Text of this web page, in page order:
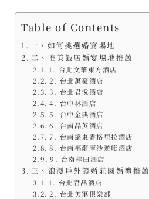
Table of Contents
一、如何挑選婚宴場地
二、唯美飯店婚宴場地推薦
1. 台北文華東方酒店
2. 台北萬豪酒店
3. 台北君悅酒店
4. 台中林酒店
5. 台中金典酒店
6. 台南晶英酒店
7. 台南遠東香格里拉酒店
8. 台南福爾摩沙遊艇酒店
9. 台南桂田酒店
三、浪漫戶外證婚莊園婚禮推薦
1. 台北君品酒店
2. 台北美軍俱樂部